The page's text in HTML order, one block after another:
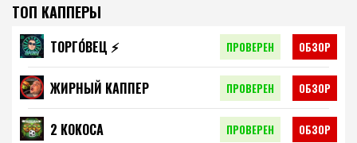
ТОП КАППЕРЫ
ТОРГО́ВЕЦ ⚡️ ПРОВЕРЕН ОБЗОР
ЖИРНЫЙ КАППЕР ПРОВЕРЕН ОБЗОР
2 КОКОСА ПРОВЕРЕН ОБЗОР